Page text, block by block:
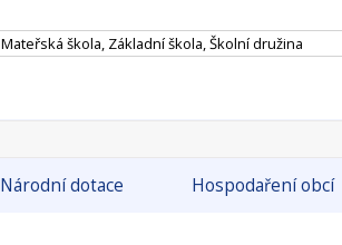
Mateřská škola, Základní škola, Školní družina
Národní dotace Hospodaření obcí